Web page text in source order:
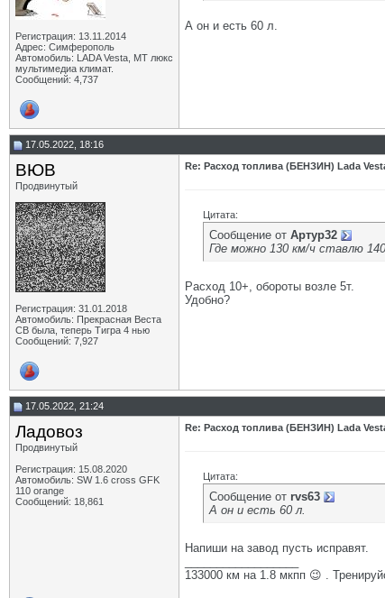
Регистрация: 13.11.2014
Адрес: Симферополь
Автомобиль: LADA Vesta, МТ люкс
мультимедиа климат.
Сообщений: 4,737
А он и есть 60 л.
17.05.2022, 18:16
ВЮВ
Продвинутый
Регистрация: 31.01.2018
Автомобиль: Прекрасная Веста
СВ была, теперь Тигра 4 нью
Сообщений: 7,927
Re: Расход топлива (БЕНЗИН) Lada
Цитата:
Сообщение от Артур32
Где можно 130 км/ч ставлю
Расход 10+, обороты возле 5т.
Удобно?
17.05.2022, 21:24
Ладовоз
Продвинутый
Регистрация: 15.08.2020
Автомобиль: SW 1.6 cross GFK
110 orange
Сообщений: 18,861
Re: Расход топлива (БЕНЗИН) Lada
Цитата:
Сообщение от rvs63
А он и есть 60 л.
Напиши на завод пусть исправят.
133000 км на 1.8 мкпп 😉 .